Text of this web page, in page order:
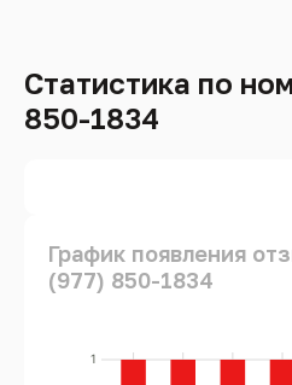
Статистика по
850-1834
График появления
(977) 850-1834
1